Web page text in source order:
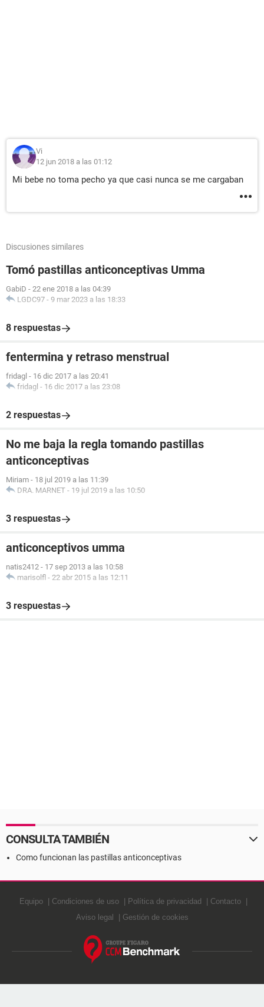
Vi
12 jun 2018 a las 01:12
Mi bebe no toma pecho ya que casi nunca se me cargaban
Discusiones similares
Tomó pastillas anticonceptivas Umma
GabiD - 22 ene 2018 a las 04:39
LGDC97 - 9 mar 2023 a las 18:33
8 respuestas
fentermina y retraso menstrual
fridagl - 16 dic 2017 a las 20:41
fridagl - 16 dic 2017 a las 23:08
2 respuestas
No me baja la regla tomando pastillas
anticonceptivas
Miriam - 18 jul 2019 a las 11:39
DRA. MARNET - 19 jul 2019 a las 10:50
3 respuestas
anticonceptivos umma
natis2412 - 17 sep 2013 a las 10:58
marisolfl - 22 abr 2015 a las 12:11
3 respuestas
CONSULTA TAMBIÉN
Como funcionan las pastillas anticonceptivas
Equipo Condiciones de uso Política de privacidad
Contacto
Aviso legal
Gestión de cookies